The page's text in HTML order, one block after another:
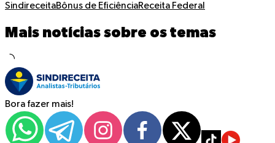
SindireceitaBônus de EficiênciaReceita Federal
Mais notícias sobre os temas
Bora fazer mais!